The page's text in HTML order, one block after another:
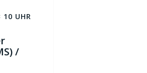
10 UHR
/